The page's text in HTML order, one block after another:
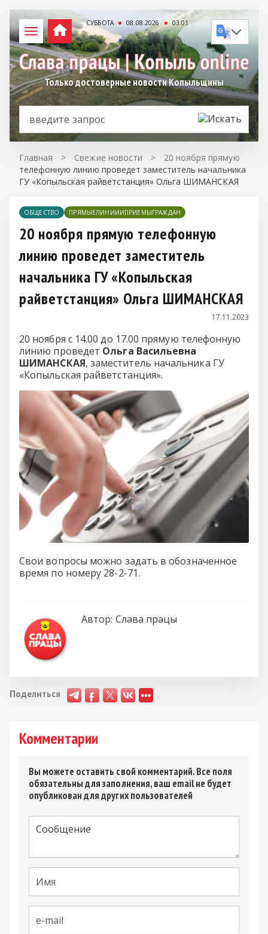
СУББОТА 08.08.2026 03:01
Только достоверные новости Копыльщины
Главная > Свежие новости >
20 ноября прямую
телефонную линию проведет заместитель начальника
ГУ «Копыльская райветстанция» Ольга ШИМАНСКАЯ
ОБЩЕСТВО ПРЯМЫЕЛИНИИИПРИЕМЫГРАЖДАН
20 ноября прямую телефонную
линию проведет заместитель
начальника ГУ «Копыльская
райветстанция» Ольга ШИМАНСКАЯ
17.11.2023
20 ноября с 14.00 до 17.00 прямую телефонную
линию проведет Ольга Васильевна
ШИМАНСКАЯ, заместитель начальника ГУ
«Копыльская райветстанция».
Свои вопросы можно задать в обозначенное
время по номеру 28-2-71.
Автор: Слава працы
Поделиться
Комментарии
Вы можете оставить свой комментарий. Все поля
обязательны для заполнения, ваш email не будет
опубликован для других пользователей